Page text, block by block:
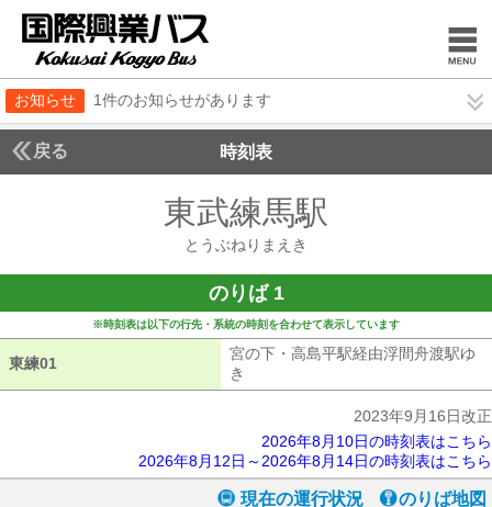
お知らせ 1件のお知らせがあります
戻る 時刻表
東武練馬駅
とうぶねりまえき
のりば 1
※時刻表は以下の行先・系統の時刻を合わせて表示しています
東練01
宮の下・高島平駅経由浮間舟渡駅ゆ
き
2023年9月16日改正
2026年8月10日の時刻表はこちら
2026年8月12日～2026年8月14日の時刻表はこちら
現在の運行状況 のりば地図